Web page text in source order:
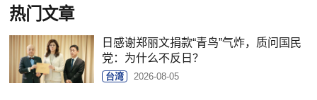
热门文章
日感谢郑丽文捐款“青鸟”气炸，质问国民
党：为什么不反日？
台湾 2026-08-05